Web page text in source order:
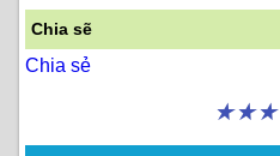
Chia sẽ
Chia sẻ